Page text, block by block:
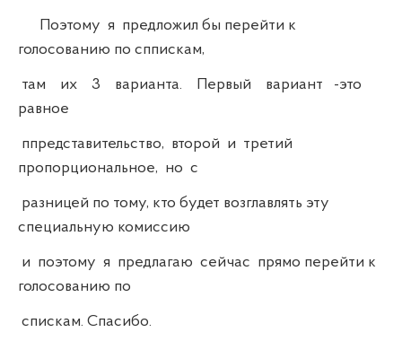
Поэтому я предложил бы перейти к
голосованию по сппискам,
там их 3 варианта. Первый вариант -это
равное
ппредставительство, второй и третий
пропорциональное, но с
разницей по тому, кто будет возглавлять эту
специальную комиссию
и поэтому я предлагаю сейчас прямо перейти к
голосованию по
спискам. Спасибо.